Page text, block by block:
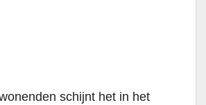
schijnt het in het